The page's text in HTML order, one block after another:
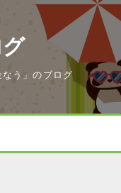
う」のブログ